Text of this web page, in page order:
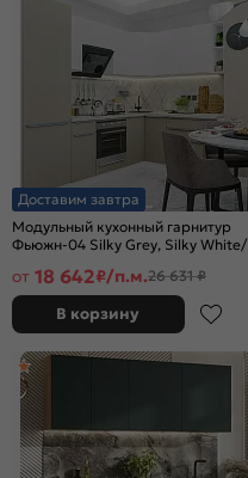
Доставим завтра
Модульный кухонный гарнитур
Фьюжн-04 Silky Grey, Silky White/
от 18 642₽/п.м.26 631 ₽
В корзину